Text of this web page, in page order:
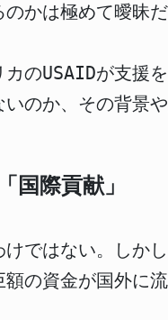
かは極めて曖昧だ
のUSAIDが支援
のか、その背景
国際貢献」
ではない。しか
の資金が国外に